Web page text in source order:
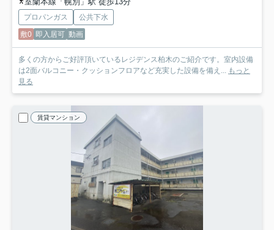
プロパンガス
公共下水
敷0 即入居可 動画
多くの方からご好評頂いているレジデンス柏木のご紹介です。室内設備
は2面バルコニー・クッションフロアなど充実した設備を備え... もっと
見る
賃貸マンション